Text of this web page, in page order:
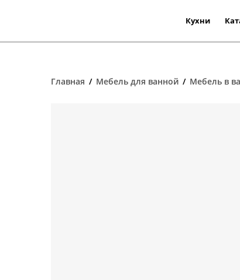
Кухни
Главная / Мебель для ванной / Мебель в